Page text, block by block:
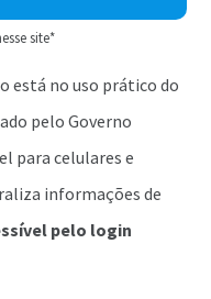
site*
está no uso prático do
pelo Governo
para celulares e
informações de
pelo login